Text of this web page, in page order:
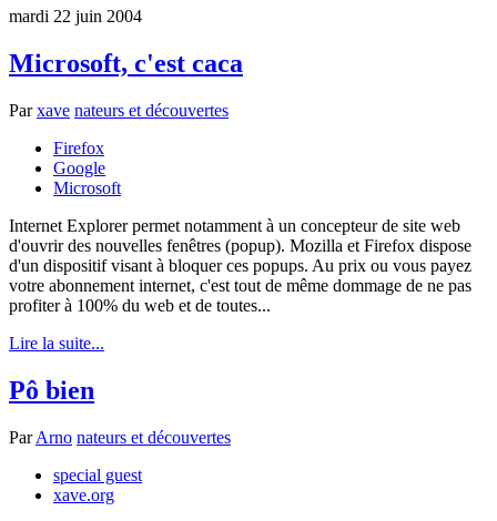
mardi 22 juin 2004
Microsoft, c'est caca
Parxave nateurs et découvertes
Firefox
Google
Microsoft
Internet Explorer permet notamment à un concepteur de site web
d'ouvrir des nouvelles fenêtres (popup). Mozilla et Firefox dispose
d'un dispositif visant à bloquer ces popups. Au prix ou vous payez
votre abonnement internet, c'est tout de même dommage de ne pas
profiter à 100% du web et de toutes...
Lire la suite...
Pô bien
ParArno nateurs et découvertes
special guest
xave.org